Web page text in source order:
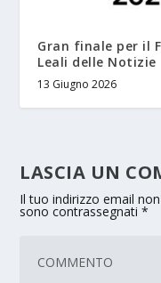
Gran finale per il
Leali delle Notizie
13 Giugno 2026
LASCIA UN
Il tuo indirizzo email
sono contrassegnati*